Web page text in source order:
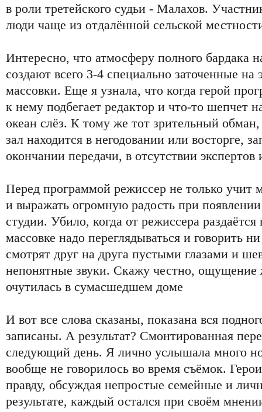
в роли третейского судьи - Малахов.
люди чаще из отдалённой сельской
Интересно, что атмосферу полного бардака
создают всего 3-4 специально заточенные на
массовки. Еще я узнала, что когда герой
к нему подбегает редактор и что-то шепчет
океан слёз. К тому же тот зрительный обман,
зал находится в негодовании или восторге,
окончании передачи, в отсутствии экспертов
Перед программой режиссер не только учит
и выражать огромную радость при
студии. Убило, когда от режиссера
массовке надо переглядываться и говорить
смотрят друг на друга пустыми глазами и
непонятные звуки. Скажу честно, ощущение
очутилась в сумасшедшем доме
И вот все слова сказаны, показана вся
записаны. А результат? Смонтированная
следующий день. Я лично услышала много
вообще не говорилось во время съёмок.
правду, обсуждая непростые семейные и
результате, каждый остался при своём